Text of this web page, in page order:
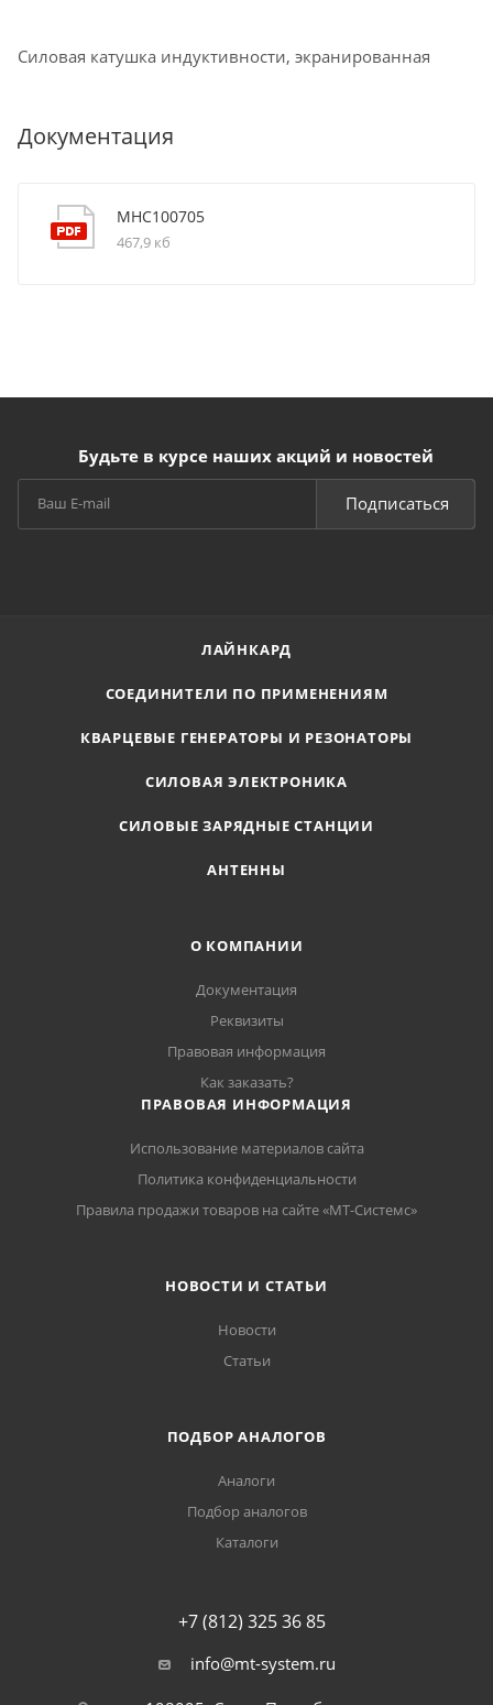
Силовая катушка индуктивности, экранированная
Документация
MHC100705
467,9 кб
Будьте в курсе наших акций и новостей
Подписаться
ЛАЙНКАРД
СОЕДИНИТЕЛИ ПО ПРИМЕНЕНИЯМ
КВАРЦЕВЫЕ ГЕНЕРАТОРЫ И РЕЗОНАТОРЫ
СИЛОВАЯ ЭЛЕКТРОНИКА
СИЛОВЫЕ ЗАРЯДНЫЕ СТАНЦИИ
АНТЕННЫ
О КОМПАНИИ
Документация
Реквизиты
Правовая информация
Как заказать?
ПРАВОВАЯ ИНФОРМАЦИЯ
Использование материалов сайта
Политика конфиденциальности
Правила продажи товаров на сайте «МТ-Системс»
НОВОСТИ И СТАТЬИ
Новости
Статьи
ПОДБОР АНАЛОГОВ
Аналоги
Подбор аналогов
Каталоги
+7 (812) 325 36 85
info@mt-system.ru